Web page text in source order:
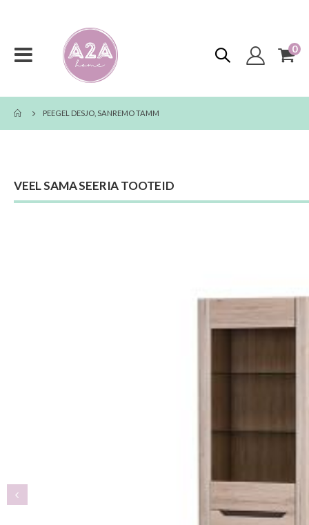
Toggle
Nav
Cart
0
PEEGEL DESJO, SANREMO TAMM
VEEL SAMA SEERIA TOOTEID